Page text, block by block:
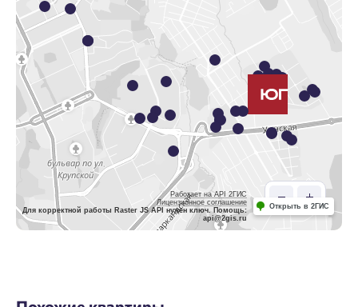
Работает на API 2ГИС
Лицензионное соглашение
Для корректной работы Raster JS API нужен ключ. Помощь:
api@2gis.ru
Открыть в 2ГИС